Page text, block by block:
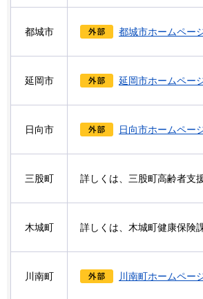
都城市 都城市ホームペー
延岡市 延岡市ホームペー
日向市 日向市ホームペー
三股町 詳しくは、三股町高齢者支
木城町 詳しくは、木城町健康保険
川南町 川南町ホームペー